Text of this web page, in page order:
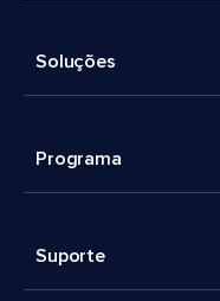
Soluções
Programa
Suporte